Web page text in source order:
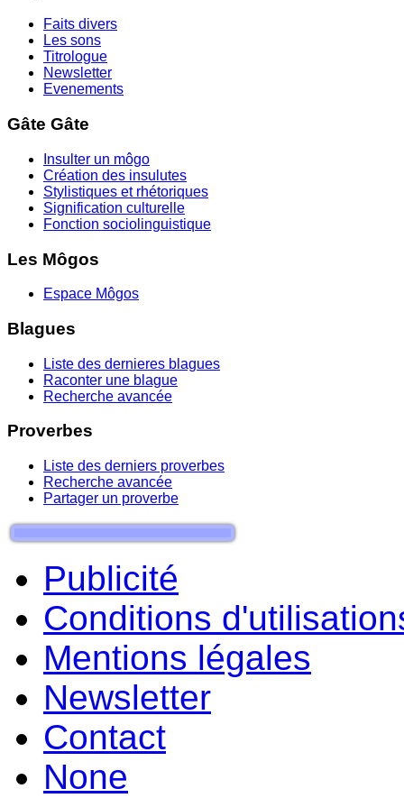
Faits divers
Les sons
Titrologue
Newsletter
Evenements
Gâte Gâte
Insulter un môgo
Création des insulutes
Stylistiques et rhétoriques
Signification culturelle
Fonction sociolinguistique
Les Môgos
Espace Môgos
Blagues
Liste des dernieres blagues
Raconter une blague
Recherche avancée
Proverbes
Liste des derniers proverbes
Recherche avancée
Partager un proverbe
Publicité
Conditions
Mentions légales
Newsletter
Contact
None